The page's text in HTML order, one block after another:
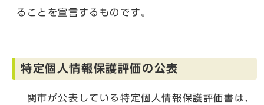
ることを宣言するものです。
特定個人情報保護評価の公表
関市が公表している特定個人情報保護評価書は、